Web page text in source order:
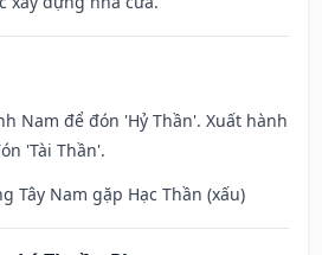
Nam để đón 'Hỷ Thần'. Xuất hành
'Tài Thần'.
Tây Nam gặp Hạc Thần (xấu)